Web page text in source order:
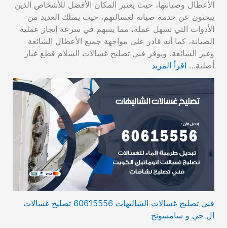
الأعطال وصيانتها، حيث يعتبر المكان الأفضل للأشخاص الذين
يبحثون عن خدمة صيانة لغسالتهم، حيث يمتلك العديد من
الأدوات التي تسهل عمله، مما يسهم في سرعة إنجاز عملية
الصيانة، كما أنه قادر على مواجهة جميع الأعطال الشائعة
وغير الشائعة. ويوفر فني تصليح غسالات السلام قطع غيار
أصلية… اقرأ المزيد
فني تصليح غسالات الشاليهات 60615556 تصليح غسالات
ال جي و سامسونج